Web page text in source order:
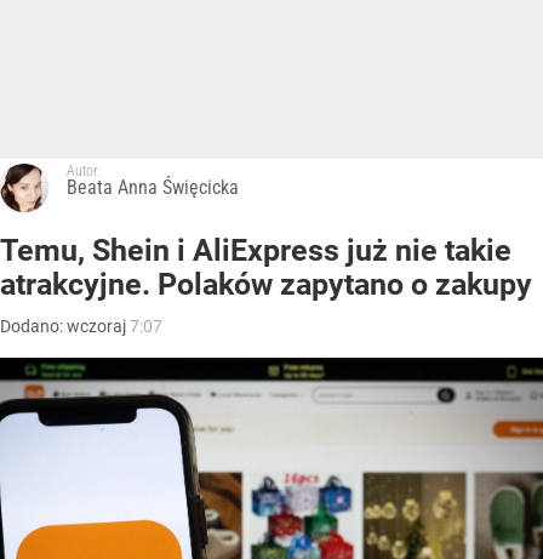
Autor:
Beata Anna Święcicka
Temu, Shein i AliExpress już nie takie
atrakcyjne. Polaków zapytano o zakupy
Dodano:wczoraj7:07